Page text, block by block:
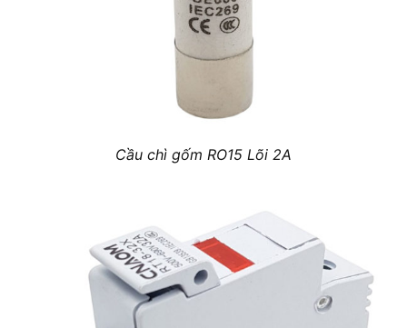
Cầu chì gốm RO15 Lõi 2A